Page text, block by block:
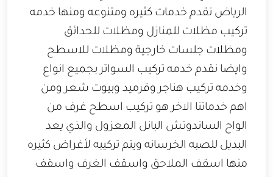
الرياض نقدم خدمات كثيره ومتنوعه ومنها خدمه
تركيب مظلات للمنازل ومظلات للحدائق
ومظلات جلسات خارجية ومظلات للاسطح
وايضا نقدم خدمه تركيب السواتر بجميع انواع
وخدمه تركيب هناجر وقرميد وبيوت شعر ومن
اهم خدماتنا الاخر هو تركيب اسطح غرف من
الواح الساندوتش البانل المعزول والذي يعد
البديل للصبه الخرسانه ويتم تركيبه لأغراض كثيره
منها اسقف الملاحق واسقف الغرف واسقف